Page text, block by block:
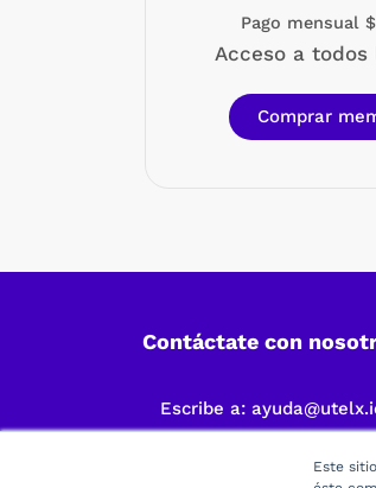
Este
Pago mensual
Acceso a todos
Comprar
Contáctate con
Escribe a: